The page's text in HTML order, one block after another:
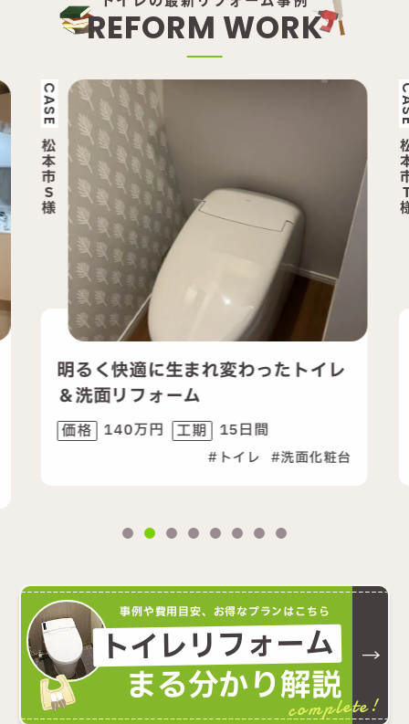
REFORM WORK
たトイレ
CASE
松
本
市
T
様
たった1日で完成！掃除しやす
ンクレストイレへの交換
価格 25万円 工期
事例や費用目安、お得なプランはこちら
トイレリフォーム
まる分かり解説
complete!